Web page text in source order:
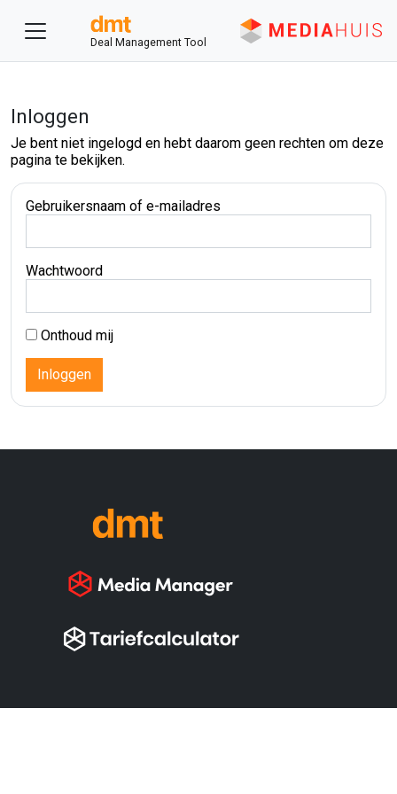
Deal Management Tool
Inloggen
Je bent niet ingelogd en hebt daarom geen rechten om deze
pagina te bekijken.
Gebruikersnaam of e-mailadres
Wachtwoord
Onthoud mij